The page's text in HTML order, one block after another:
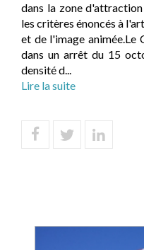
dans la zone
les critères énoncés à
et de l'image animée.Le
dans un arrêt du 15
densité d...
Lire la suite